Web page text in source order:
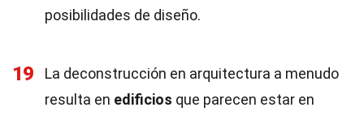
posibilidades de diseño.
19
La deconstrucción en arquitectura a menudo
resulta en edificios que parecen estar en